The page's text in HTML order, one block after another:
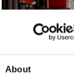
About